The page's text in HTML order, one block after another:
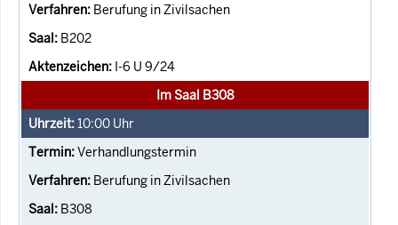
Berufung in Zivilsachen
B202
I-6 U 9/24
Im Saal B308
10:00 Uhr
Verhandlungstermin
Berufung in Zivilsachen
B308